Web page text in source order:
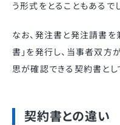
う形式をとることもあるでし
なお、発注書と発注請書
書」を発行し、当事者双方
思が確認できる契約書とし
契約書との違い